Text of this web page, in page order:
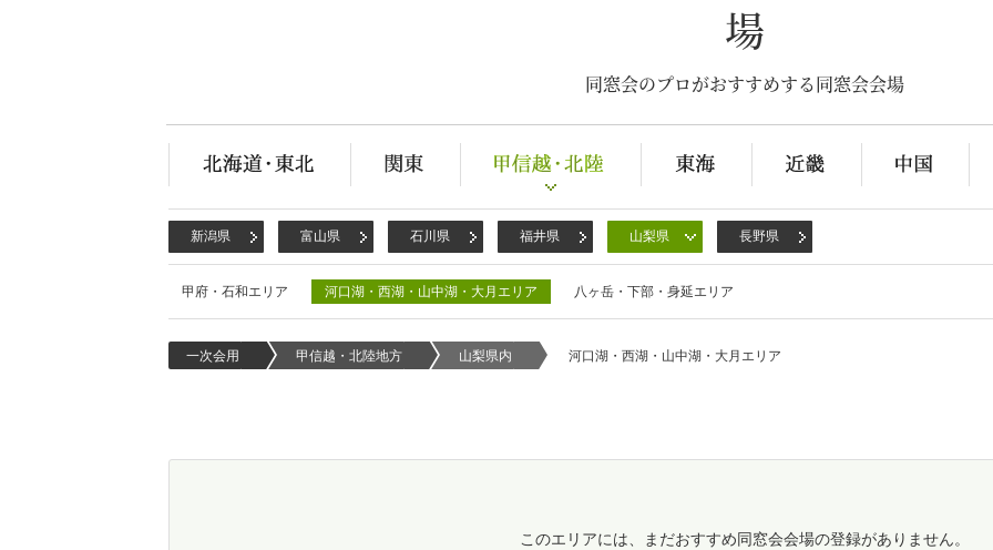
場
同窓会のプロがおすすめする同窓会会場
新潟県 富山県 石川県 福井県 山梨県 長野県
甲府・石和エリア 河口湖・西湖・山中湖・大月エリア 八ヶ岳・下部・身延エリア
一次会用 甲信越・北陸地方 山梨県内 河口湖・西湖・山中湖・大月エリア
このエリアには、まだおすすめ同窓会会場の登録がありません。